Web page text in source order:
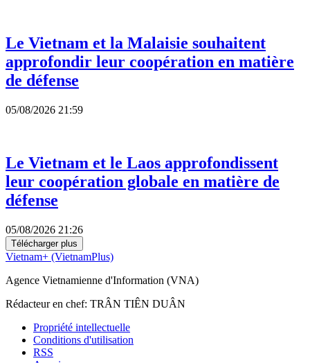
Le Vietnam et la Malaisie souhaitent
approfondir leur coopération en matière
de défense
05/08/2026 21:59
Le Vietnam et le Laos approfondissent
leur coopération globale en matière de
défense
05/08/2026 21:26
Télécharger plus
Vietnam+ (VietnamPlus)
Agence Vietnamienne d'Information (VNA)
Rédacteur en chef: TRÂN TIÊN DUÂN
Propriété intellectuelle
Conditions d'utilisation
RSS